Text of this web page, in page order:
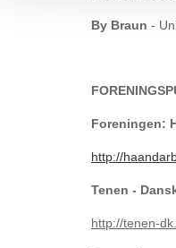
By Braun -
Foreningen:
http://
Tenen -
http://tenen-